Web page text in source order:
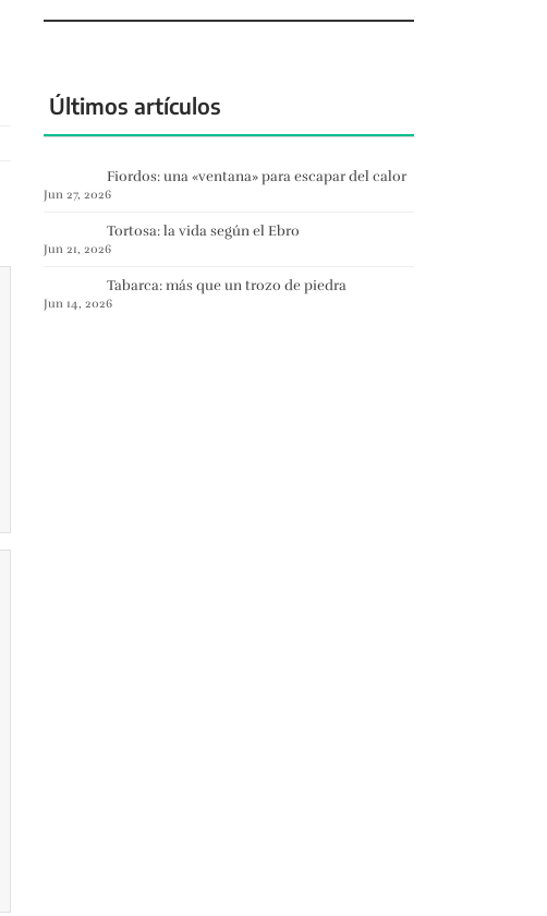
Últimos artículos
Fiordos: una «ventana» para escapar del calor
Jun 27, 2026
Tortosa: la vida según el Ebro
Jun 21, 2026
Tabarca: más que un trozo de piedra
Jun 14, 2026